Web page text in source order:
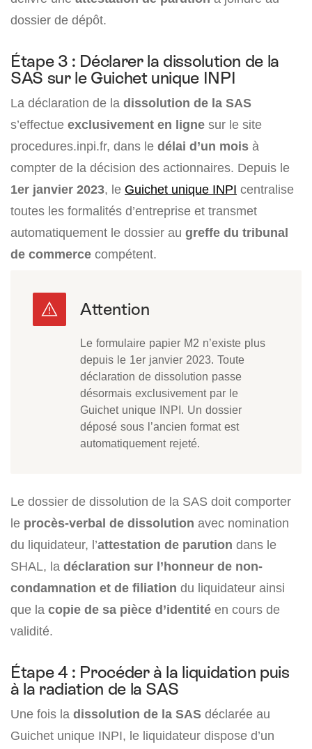
dossier de dépôt.
Étape 3 : Déclarer la dissolution de la
SAS sur le Guichet unique INPI
La déclaration de la dissolution de la SAS
s’effectue exclusivement en ligne sur le site
procedures.inpi.fr, dans le délai d’un mois à
compter de la décision des actionnaires. Depuis le
1er janvier 2023, le Guichet unique INPI centralise
toutes les formalités d’entreprise et transmet
automatiquement le dossier au greffe du tribunal
de commerce compétent.
Le formulaire papier M2 n’existe plus
depuis le 1er janvier 2023. Toute
déclaration de dissolution passe
désormais exclusivement par le
Guichet unique INPI. Un dossier
déposé sous l’ancien format est
automatiquement rejeté.
Le dossier de dissolution de la SAS doit comporter
le procès-verbal de dissolution avec nomination
du liquidateur, l’attestation de parution dans le
SHAL, la déclaration sur l’honneur de non-
condamnation et de filiation du liquidateur ainsi
que la copie de sa pièce d’identité en cours de
validité.
Étape 4 : Procéder à la liquidation puis
à la radiation de la SAS
Une fois la dissolution de la SAS déclarée au
Guichet unique INPI, le liquidateur dispose d’un